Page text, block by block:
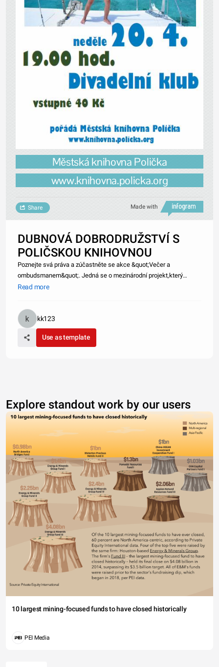
Městská knihovna Polička
www.knihovna.policka.org
Made with
Share
DUBNOVÁ DOBRODRUŽSTVÍ S
POLIČSKOU KNIHOVNOU
Poznejte svá práva a zúčastněte se akce &quot;Večer a
ombudsmanem&quot;. Jedná se o mezinárodní projekt,který
posiluje právní povědomí občanů a otevírá diskuzi nad
občané můžete aktivně hájits
Read more
kk123
Use as template
Explore standout work by our users
10 largest mining-focused funds to have closed historically
PEI Media